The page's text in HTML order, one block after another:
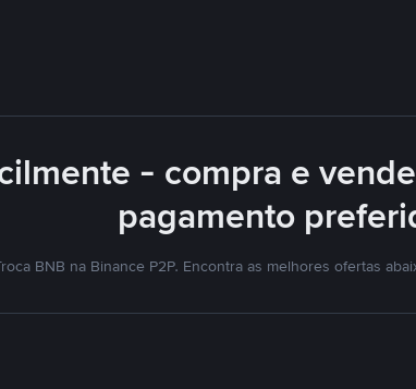
- compra e
pagamento
BNB na Binance P2P. Encontra as melhores ofertas